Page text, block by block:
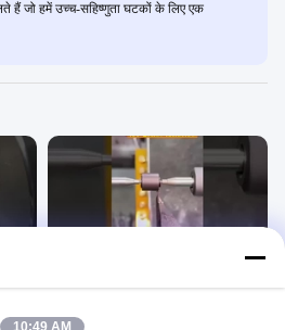
हैं जो हमें उच्च-सहिष्णुता घटकों के लिए एक
June 30, 2025
10:49 AM